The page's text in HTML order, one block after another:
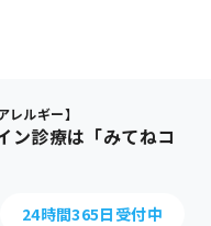
レルギー】
ン診療は「みてねコ
24時間365日受付中